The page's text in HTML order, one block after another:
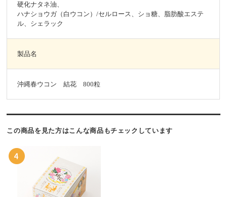
硬化ナタネ油、
ハナショウガ（白ウコン）/セルロース、ショ糖、脂肪酸エステ
ル、シェラック
製品名
沖縄春ウコン 結花 800粒
この商品を見た方はこんな商品もチェックしています